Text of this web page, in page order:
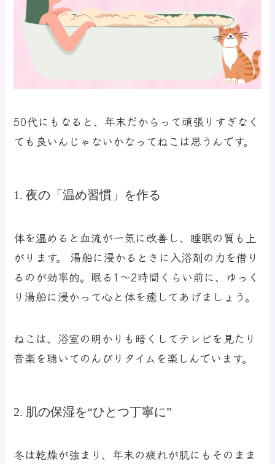
50代にもなると、年末だからって頑張りすぎなく
ても良いんじゃないかなってねこは思うんです。
1. 夜の「温め習慣」を作る
体を温めると血流が一気に改善し、睡眠の質も上
がります。 湯船に浸かるときに入浴剤の力を借り
るのが効率的。眠る1～2時間くらい前に、ゆっく
り湯船に浸かって心と体を癒してあげましょう。
ねこは、浴室の明かりも暗くしてテレビを見たり
音楽を聴いてのんびりタイムを楽しんでいます。
2. 肌の保湿を“ひとつ丁寧に”
冬は乾燥が強まり、年末の疲れが肌にもそのまま